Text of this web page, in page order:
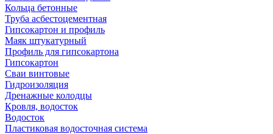
Кольца бетонные
Труба асбестоцементная
Гипсокартон и профиль
Маяк штукатурный
Профиль для гипсокартона
Гипсокартон
Сваи винтовые
Гидроизоляция
Дренажные колодцы
Кровля, водосток
Водосток
Пластиковая водосточная система